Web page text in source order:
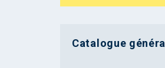
Catalogue général